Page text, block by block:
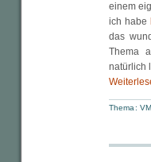
einem
ich habe
das
Thema
natürlich
Thema: